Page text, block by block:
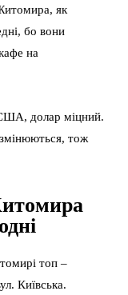
як
бо вони
на
долар міцний.
тож
топ –
Київська.